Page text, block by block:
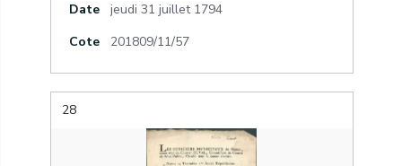
Date
jeudi 31 juillet 1794
Cote
201809/11/57
28